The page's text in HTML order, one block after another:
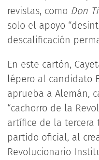
revistas, como Don
solo el apoyo
descalificación
En este cartón,
lépero al candidato
aprueba a Alemán,
“cachorro de la
artífice de la tercera
partido oficial, al
Revolucionario